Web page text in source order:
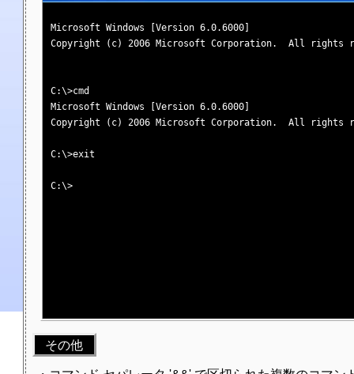
Microsoft Windows [Version 6.0.6000]
Copyright (c) 2006 Microsoft Corporation.  All rights
C:\>cmd
Microsoft Windows [Version 6.0.6000]
Copyright (c) 2006 Microsoft Corporation.  All rights
C:\>exit
C:\>
その他